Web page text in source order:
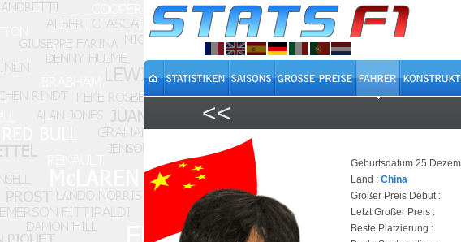
<<
Geburtsdatum 25
Land : China
Großer Preis Debüt :
Letzt Großer Preis :
Beste Platzierung :